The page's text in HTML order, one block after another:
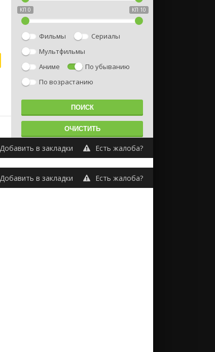
КП 0 КП 10
Фильмы
Сериалы
Мультфильмы
Аниме
По убыванию
По возрастанию
Добавить в закладки Есть жалоба?
Добавить в закладки Есть жалоба?